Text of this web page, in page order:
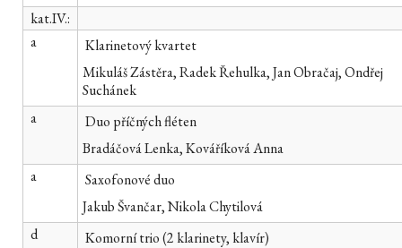
kat.IV.:
a
Klarinetový kvartet
Mikuláš Zástěra, Radek Řehulka, Jan Obračaj, Ondřej
Suchánek
a
Duo příčných fléten
Bradáčová Lenka, Kováříková Anna
a
Saxofonové duo
Jakub Švančar, Nikola Chytilová
d
Komorní trio (2 klarinety, klavír)